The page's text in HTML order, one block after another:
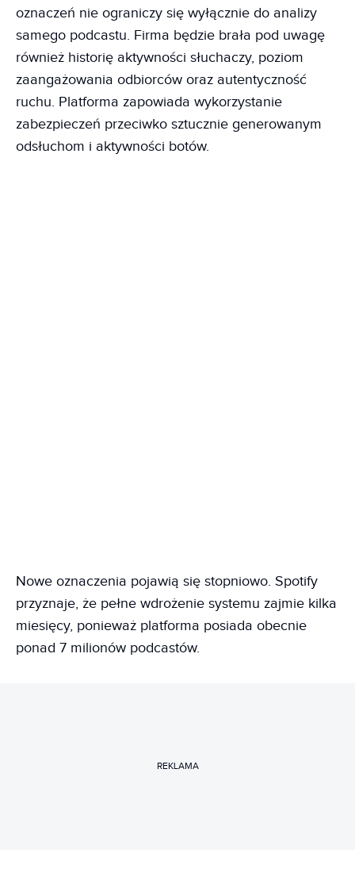
oznaczeń nie ograniczy się wyłącznie do analizy
samego podcastu. Firma będzie brała pod uwagę
również historię aktywności słuchaczy, poziom
zaangażowania odbiorców oraz autentyczność
ruchu. Platforma zapowiada wykorzystanie
zabezpieczeń przeciwko sztucznie generowanym
odsłuchom i aktywności botów.
Nowe oznaczenia pojawią się stopniowo. Spotify
przyznaje, że pełne wdrożenie systemu zajmie kilka
miesięcy, ponieważ platforma posiada obecnie
ponad 7 milionów podcastów.
REKLAMA